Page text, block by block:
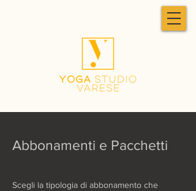
Abbonamenti e Pacchetti
Scegli la tipologia di abbonamento che